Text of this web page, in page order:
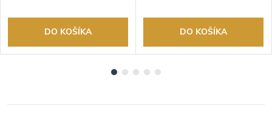
DO KOŠÍKA DO KOŠÍKA